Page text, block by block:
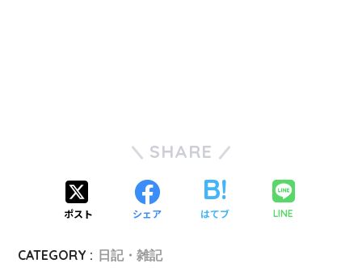
SHARE
ポスト シェア はてブ LINE
CATEGORY : 日記・雑記